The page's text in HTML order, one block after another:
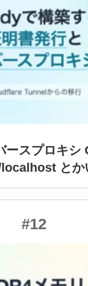
ースプロキシ
とか
#12